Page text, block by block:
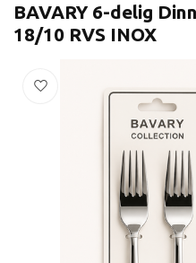
BAVARY 6-delig
18/10 RVS INOX